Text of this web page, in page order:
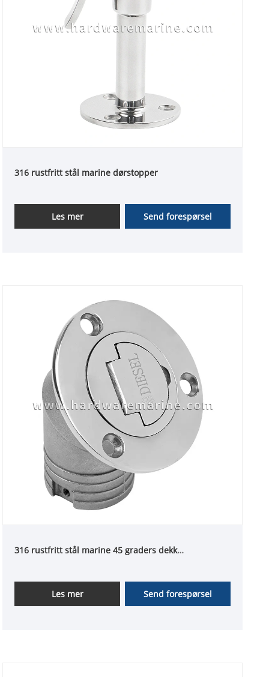
316 rustfritt stål marine dørstopper
Les mer Send forespørsel
316 rustfritt stål marine 45 graders dekk
Les mer Send forespørsel